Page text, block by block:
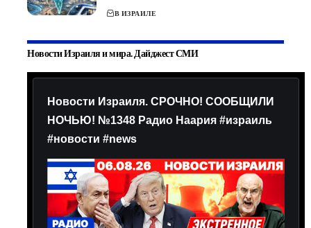
В ИЗРАИЛЕ
Новости Израиля и мира. Дайджест СМИ